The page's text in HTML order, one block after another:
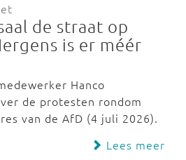
de straat op
is er méér
Hanco
de protesten rondom
van de AfD (4 juli 2026).
Lees meer